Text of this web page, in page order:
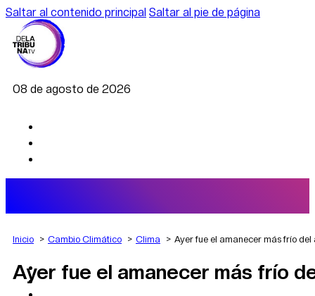
Saltar al contenido principal Saltar al pie de página
08 de agosto de 2026
AGRO
DEPORTES
Inicio Cambio Climático Clima Ayer fue el amanecer más frío del
Ayer fue el amanecer más frío